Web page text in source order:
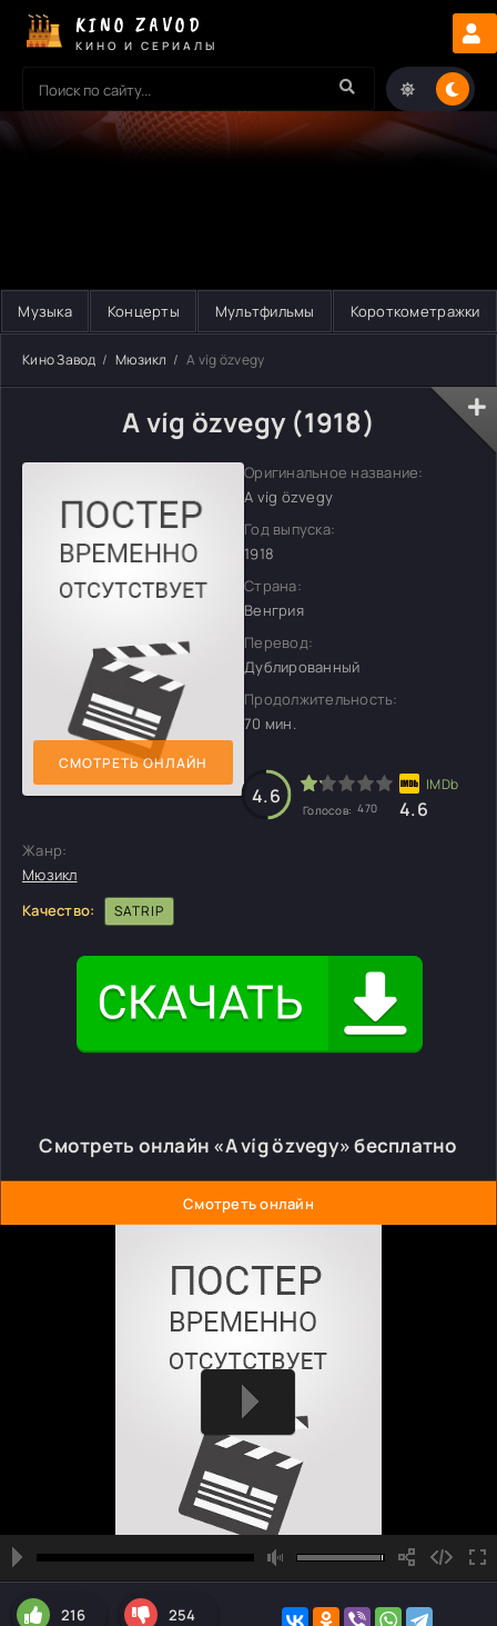
KINO ZAVOD
КИНО И СЕРИАЛЫ
Музыка Концерты Мультфильмы Короткометражки
Кино Завод Мюзикл A víg özvegy
A víg özvegy (1918)
СМОТРЕТЬ ОНЛАЙН
Оригинальное название:
A víg özvegy
Год выпуска:
1918
Страна:
Венгрия
Перевод:
Дублированный
Продолжительность:
70 мин.
4.6
Голосов: 470 4.6
Жанр:
Мюзикл
Качество:
SATRIP
Смотреть онлайн «A víg özvegy» бесплатно
Смотреть онлайн
216 254